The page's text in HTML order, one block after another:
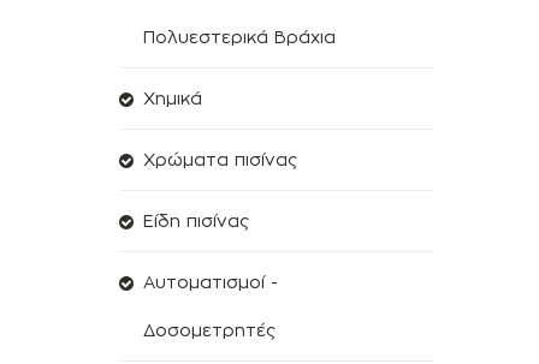
Πολυεστερικά Βράχια
Χημικά
Χρώματα πισίνας
Είδη πισίνας
Αυτοματισμοί -
Δοσομετρητές